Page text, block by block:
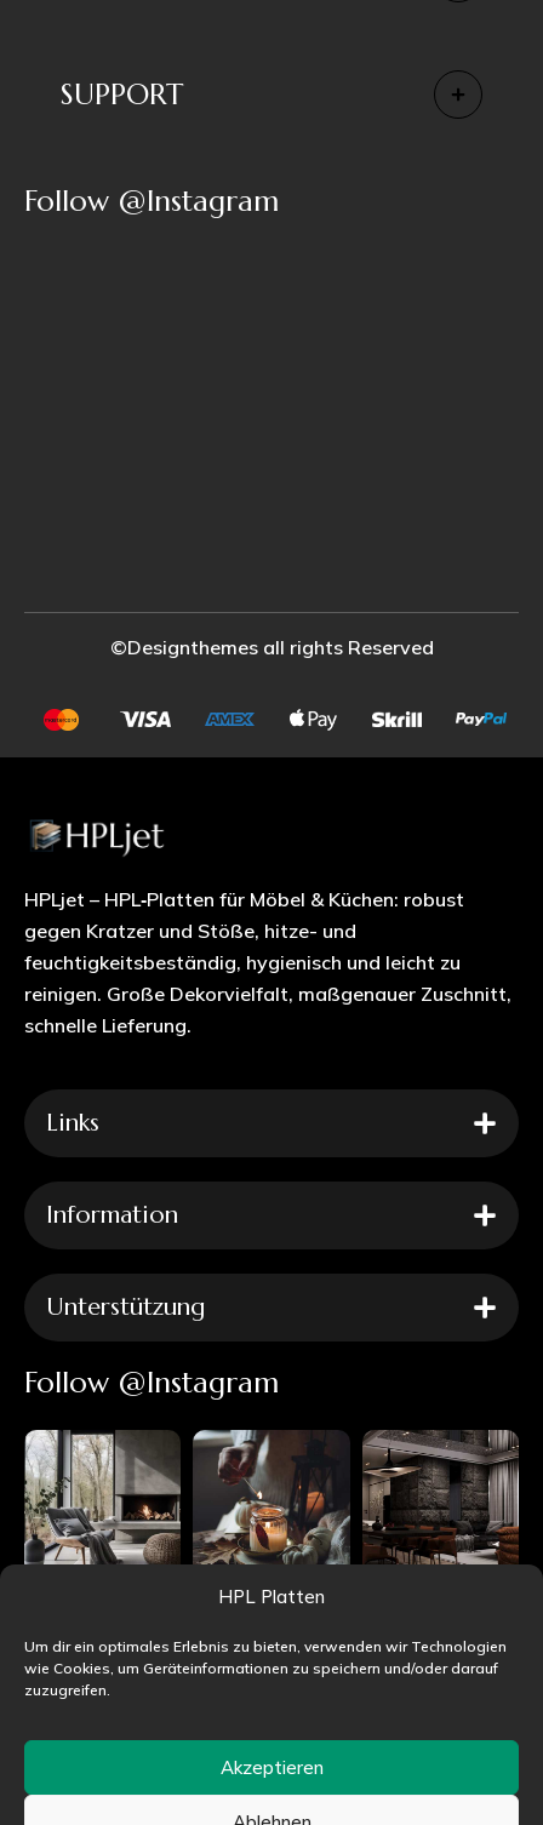
HPL Platten
Um dir ein optimales Erlebnis zu bieten, verwenden wir Technologien
wie Cookies, um Geräteinformationen zu speichern und/oder darauf
zuzugreifen.
Akzeptieren
SUPPORT
Follow @Instagram
©Designthemes all rights Reserved
HPLjet – HPL‑Platten für Möbel & Küchen: robust
gegen Kratzer und Stöße, hitze- und
feuchtigkeitsbeständig, hygienisch und leicht zu
reinigen. Große Dekorvielfalt, maßgenauer Zuschnitt,
schnelle Lieferung.
Links
Information
Unterstützung
Follow @Instagram